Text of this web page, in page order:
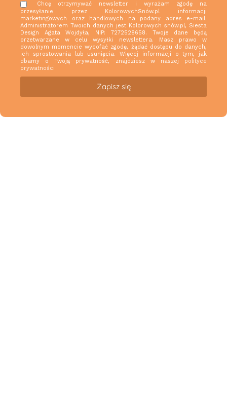
Chcę otrzymywać newsletter i wyrażam zgodę na
przesyłanie przez KolorowychSnów.pl informacji
marketingowych oraz handlowych na podany adres e-mail.
Administratorem Twoich danych jest Kolorowych snów.pl, Siesta
Design Agata Wojdyła, NIP: 7272528658. Twoje dane będą
przetwarzane w celu wysyłki newslettera. Masz prawo w
dowolnym momencie wycofać zgodę, żądać dostępu do danych,
ich sprostowania lub usunięcia. Więcej informacji o tym, jak
dbamy o Twoją prywatność, znajdziesz w naszej polityce
prywatności
Zapisz się